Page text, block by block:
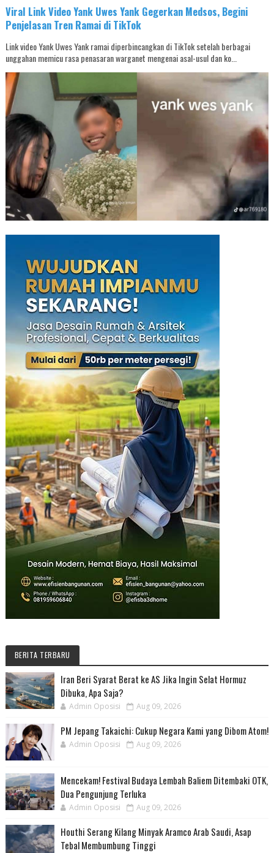
Viral Link Video Yank Uwes Yank Gegerkan Medsos, Begini
Penjelasan Tren Ramai di TikTok
Link video Yank Uwes Yank ramai diperbincangkan di TikTok setelah berbagai
unggahan memicu rasa penasaran warganet mengenai asal-usul dan ko...
BERITA TERBARU
Iran Beri Syarat Berat ke AS Jika Ingin Selat Hormuz
Dibuka, Apa Saja?
Admin Oposisi Aug 09, 2026
PM Jepang Takaichi: Cukup Negara Kami yang Dibom Atom!
Admin Oposisi Aug 09, 2026
Mencekam! Festival Budaya Lembah Baliem Ditembaki OTK,
Dua Pengunjung Terluka
Admin Oposisi Aug 09, 2026
Houthi Serang Kilang Minyak Aramco Arab Saudi, Asap
Tebal Membumbung Tinggi